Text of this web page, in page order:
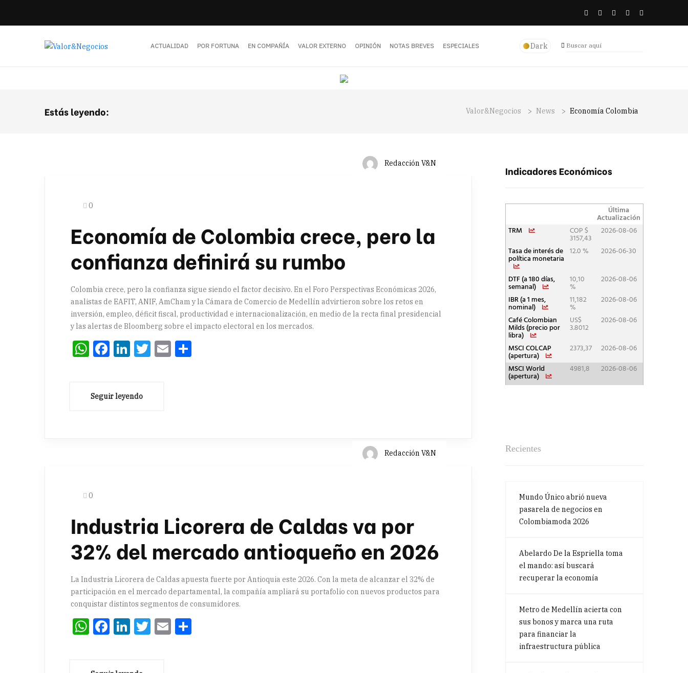
ACTUALIDAD POR FORTUNA EN COMPAÑÍA VALOR EXTERNO OPINIÓN NOTAS BREVES ESPECIALES Dark
Estás leyendo: Valor&Negocios > News > Economía Colombia
Redacción V&N
0
Economía de Colombia crece, pero la
confianza definirá su rumbo
Colombia crece, pero la confianza sigue siendo el factor decisivo. En el Foro Perspectivas Económicas 2026,
analistas de EAFIT, ANIF, AmCham y la Cámara de Comercio de Medellín advirtieron sobre los retos en
inversión, empleo, déficit fiscal, productividad e internacionalización, en medio de la recta final presidencial
y las alertas de Bloomberg sobre el impacto electoral en los mercados.
WhatsApp
Facebook
LinkedIn
Twitter
Email
Redacción V&N
0
Industria Licorera de Caldas va por
32% del mercado antioqueño en 2026
La Industria Licorera de Caldas apuesta fuerte por Antioquia este 2026. Con la meta de alcanzar el 32% de
participación en el mercado departamental, la compañía ampliará su portafolio con nuevos productos para
conquistar distintos segmentos de consumidores.
WhatsApp
Facebook
LinkedIn
Twitter
Email
Indicadores Económicos
Recientes
Mundo Único abrió nueva
pasarela de negocios en
Colombiamoda 2026
Abelardo De la Espriella toma
el mando: así buscará
recuperar la economía
Metro de Medellín acierta con
sus bonos y marca una ruta
para financiar la
infraestructura pública